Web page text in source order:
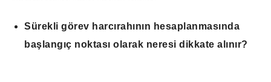
Sürekli görev harcırahının hesaplanmasında
başlangıç noktası olarak neresi dikkate alınır?